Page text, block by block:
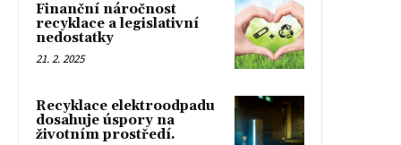
Finanční náročnost
recyklace a legislativní
nedostatky
21. 2. 2025
Recyklace elektroodpadu
dosahuje úspory na
životním prostředí.